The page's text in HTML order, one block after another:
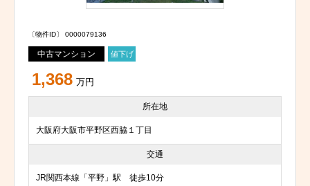
〔物件ID〕 0000079136
中古マンション 値下げ
1,368 万円
所在地
大阪府大阪市平野区西脇１丁目
交通
JR関西本線「平野」駅 徒歩10分